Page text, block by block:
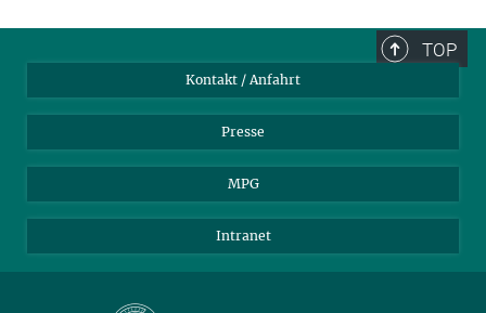
TOP
Kontakt / Anfahrt
Presse
MPG
Intranet